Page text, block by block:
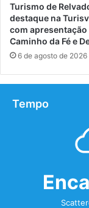
Turismo de
destaque na
com apresentação
Caminho da Fé e
6 de agosto de 2026
Tempo